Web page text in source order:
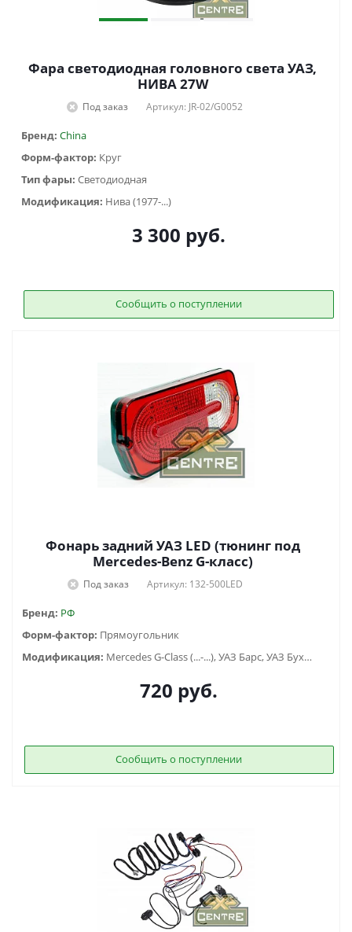
Фара светодиодная головного света УАЗ,
НИВА 27W
Под заказ Артикул: JR-02/G0052
Бренд: China
Форм-фактор: Круг
Тип фары: Светодиодная
Модификация: Нива (1977-...)
3 300 руб.
Сообщить о поступлении
Фонарь задний УАЗ LED (тюнинг под
Mercedes-Benz G-класс)
Под заказ Артикул: 132-500LED
Бренд: РФ
Форм-фактор: Прямоугольник
Модификация:
Mercedes G-Class (...-...), УАЗ Барс, УАЗ Буханка (1958-...) , УАЗ Хантер (2003-...), УАЗ-3151
720 руб.
Сообщить о поступлении